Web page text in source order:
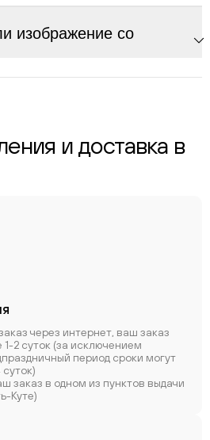
изображение со
и доставка в
через интернет, ваш заказ
1-2 суток (за исключением
период сроки могут
заказ в одном из пунктов выдачи
Куте)